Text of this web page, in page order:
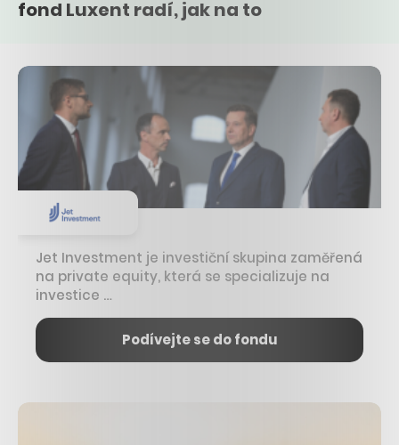
fond Luxent radí, jak na to
Jet Investment je investiční skupina zaměřená
na private equity, která se specializuje na
investice …
Podívejte se do fondu